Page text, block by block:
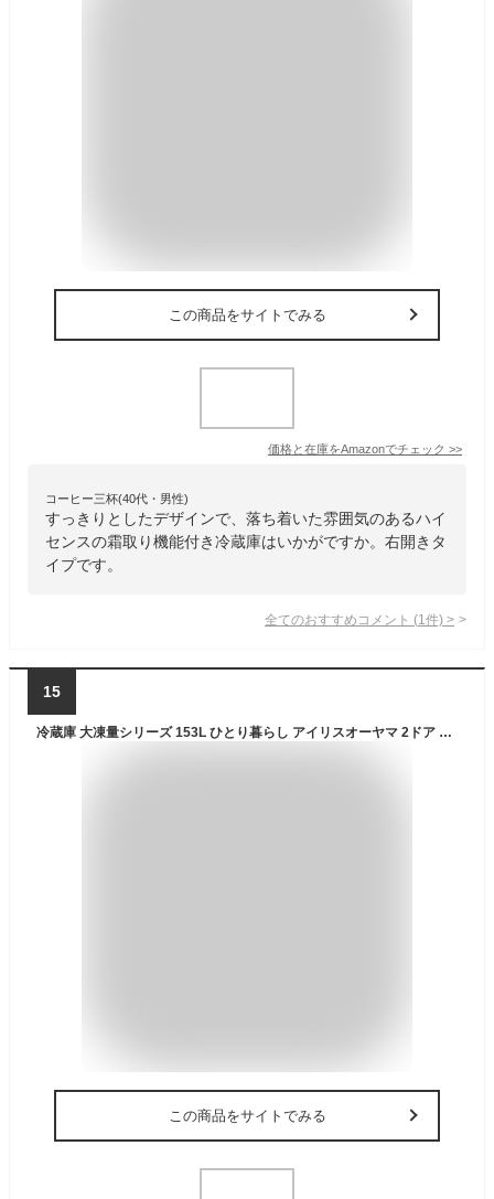
この商品をサイトでみる
価格と在庫をAmazonでチェック >>
コーヒー三杯(40代・男性)
すっきりとしたデザインで、落ち着いた雰囲気のあるハイ
センスの霜取り機能付き冷蔵庫はいかがですか。右開きタ
イプです。
全てのおすすめコメント (1 件) >
15
冷蔵庫 大凍量シリーズ 153L ひとり暮らし アイリスオーヤマ 2ドア 大容量冷凍室 急速冷凍モード 自動霜取り ファン式 家庭用 耐熱トップテーブル 白 黒 IRSN-HF15A *
この商品をサイトでみる